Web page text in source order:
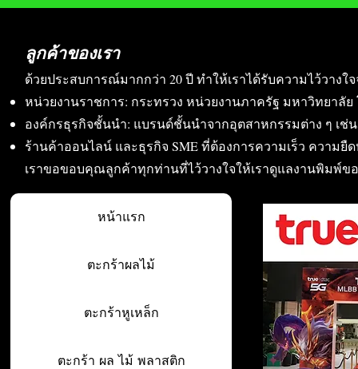
ลูกค้าของเรา
ด้วยประสบการณ์มากกว่า 20 ปี ทำให้เราได้รับความไว้วา
หน่วยงานราชการ: กระทรวง หน่วยงานภาครัฐ มหาวิทยาลัย
องค์กรธุรกิจชั้นนำ: แบรนด์ชั้นนำจากอุตสาหกรรมต่าง ๆ เช่
ร้านค้าออนไลน์ และธุรกิจ SME ที่ต้องการความเร็ว ความยื
เราขอขอบคุณลูกค้าทุกท่านที่ไว้วางใจให้เราดูแลงานพิมพ์ข
หน้าแรก
ตะกร้าผลไม้
ตะกร้าหูเหล็ก
ตะกร้า ผล ไม้ พลาสติก